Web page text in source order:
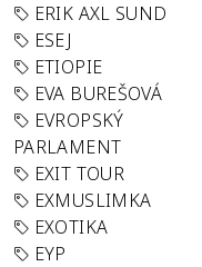
ERIK AXL SUND
ESEJ
ETIOPIE
EVA BUREŠOVÁ
EVROPSKÝ
PARLAMENT
EXIT TOUR
EXMUSLIMKA
EXOTIKA
EYP